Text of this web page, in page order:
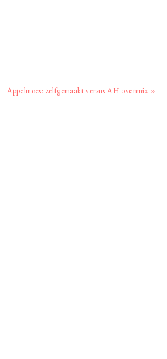
Volgend
Appelmoes: zelfgemaakt versus AH ovenmix »